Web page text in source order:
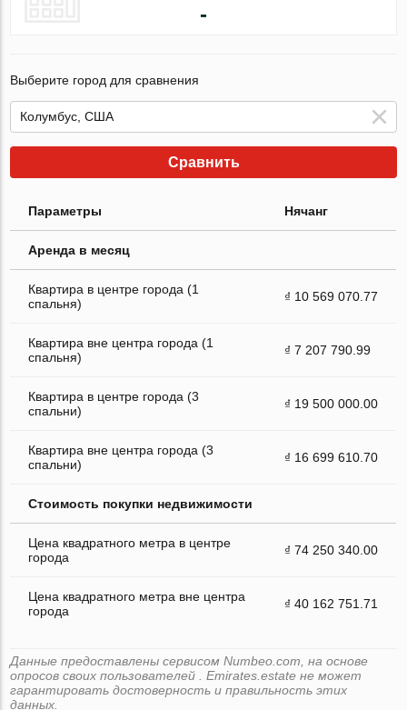
-
Выберите город для сравнения
Сравнить
Параметры Нячанг
Аренда в месяц
Квартира в центре города (1
спальня)
₫ 10 569 070.77
Квартира вне центра города (1
спальня)
₫ 7 207 790.99
Квартира в центре города (3
спальни)
₫ 19 500 000.00
Квартира вне центра города (3
спальни)
₫ 16 699 610.70
Стоимость покупки недвижимости
Цена квадратного метра в центре
города
₫ 74 250 340.00
Цена квадратного метра вне центра
города
₫ 40 162 751.71
Данные предоставлены сервисом Numbeo.com, на основе
опросов своих пользователей . Emirates.estate не может
гарантировать достоверность и правильность этих
данных.